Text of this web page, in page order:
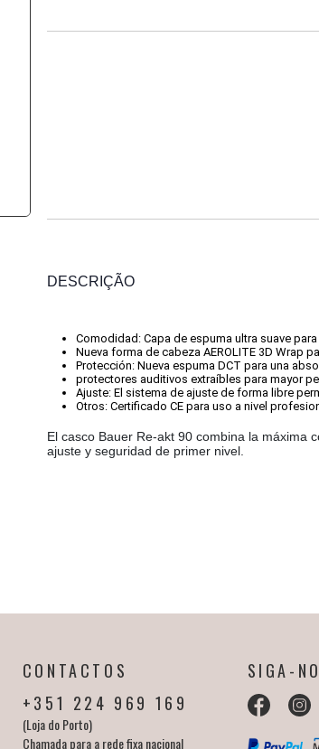
DESCRIÇÃO
Comodidad: Capa de espuma ultra suave
Nueva forma de cabeza AEROLITE 3D Wrap
Protección: Nueva espuma DCT para una
protectores auditivos extraíbles para mayor
Ajuste: El sistema de ajuste de forma libre
Otros: Certificado CE para uso a nivel
El casco Bauer Re-akt 90 combina la máxima
ajuste y seguridad de primer nivel.
CONTACTOS
+351 224 969 169
(Loja do Porto)
Chamada para a rede fixa nacional
SIGA-